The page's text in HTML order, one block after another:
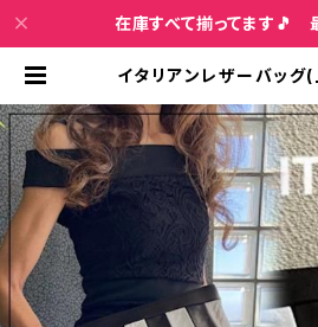
在庫すべて揃ってます🎵
イタリアンレザーバッグ
ITALY/ITALIAN
ライプ 横長ワイド クラ
ラック＆ホワイト | イン
ション＆ジュエリー